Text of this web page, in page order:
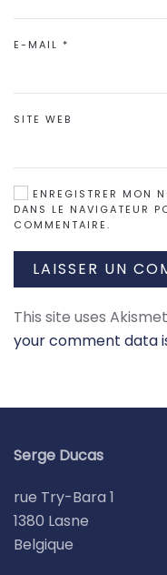
E-MAIL *
SITE WEB
ENREGISTRER MON
DANS LE NAVIGATEUR
COMMENTAIRE.
LAISSER UN
This site uses
your comment data
Serge Ducas
rue Try-Bara 1
1380 Lasne
Belgique